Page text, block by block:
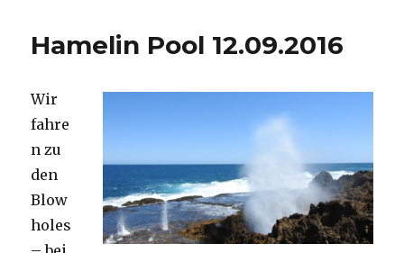
Hamelin Pool 12.09.2016
Wir
fahre
n zu
den
Blow
holes